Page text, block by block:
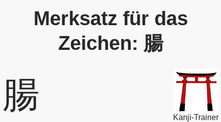
Merksatz für das
Zeichen: 腸
腸
Kanji-Trainer